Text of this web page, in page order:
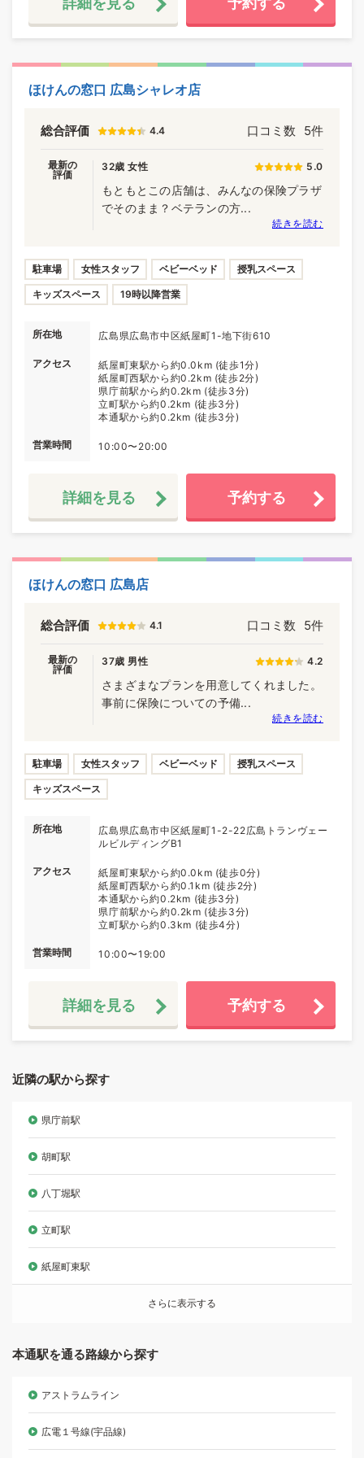
ほけんの窓口 広島シャレオ店
総合評価 4.4 口コミ数 5件
最新の
評価
32歳 女性 5.0
もともとこの店舗は、みんなの保険プラザ
でそのまま？ベテランの方...
続きを読む
駐車場 女性スタッフ ベビーベッド 授乳スペース
キッズスペース 19時以降営業
所在地 広島県広島市中区紙屋町1-地下街610
アクセス
紙屋町東駅から約0.0km (徒歩1分)
紙屋町西駅から約0.2km (徒歩2分)
県庁前駅から約0.2km (徒歩3分)
立町駅から約0.2km (徒歩3分)
本通駅から約0.2km (徒歩3分)
営業時間 10:00〜20:00
詳細を見る 予約する
ほけんの窓口 広島店
総合評価 4.1 口コミ数 5件
最新の
評価
37歳 男性 4.2
さまざまなプランを用意してくれました。
事前に保険についての予備...
続きを読む
駐車場 女性スタッフ ベビーベッド 授乳スペース
キッズスペース
所在地
広島県広島市中区紙屋町1-2-22広島トランヴェー
ルビルディングB1
アクセス
紙屋町東駅から約0.0km (徒歩0分)
紙屋町西駅から約0.1km (徒歩2分)
本通駅から約0.2km (徒歩3分)
県庁前駅から約0.2km (徒歩3分)
立町駅から約0.3km (徒歩4分)
営業時間 10:00〜19:00
詳細を見る 予約する
近隣の駅から探す
県庁前駅
胡町駅
八丁堀駅
立町駅
紙屋町東駅
さらに表示する
本通駅を通る路線から探す
アストラムライン
広電１号線(宇品線)